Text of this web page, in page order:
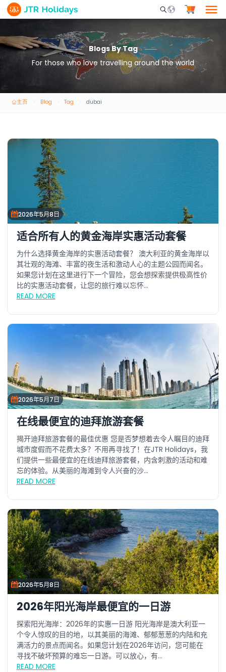
Mobile Search
Blogs By Tag
For those who love travelling around the world
主页 Blog Tag dubai
2026年5月8日
适合所有人的黄金海岸实惠活动套餐
为什么选择黄金海岸的实惠活动套餐？ 澳大利亚的黄金海岸以
其壮观的海滩、丰富的夜生活和激动人心的主题公园而闻名。
如果您计划在这里进行下一个冒险，您会想探索提供极高性价
比的实惠活动套餐，让您的旅行难以忘怀...
READ MORE
2026年5月7日
在线最便宜的迪拜旅游套餐
揭开迪拜旅游套餐的最佳优惠 您是否梦想着去令人瞩目的迪拜
城市度假而不花费太多？不用再寻找了！在JTR Holidays，我
们提供一些最便宜的在线迪拜旅游套餐，内含刺激的活动和难
忘的体验。从美丽的海滩到令人兴奋的沙...
READ MORE
2026年5月8日
2026年阳光海岸最便宜的一日游
探索阳光海岸：2026年的实惠一日游 阳光海岸是澳大利亚一
个令人惊叹的目的地，以其美丽的海滩、郁郁葱葱的内陆和充
满活力的景点而闻名。如果您计划在2026年访问，您可能在
寻找不破坏预算的难忘一日游。可以放心，有...
READ MORE